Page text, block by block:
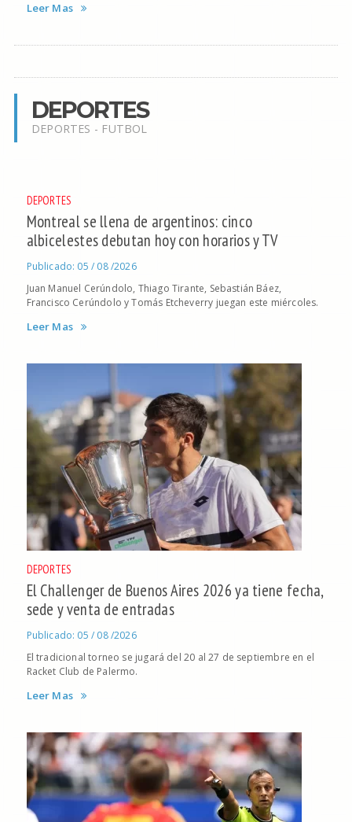
Leer Mas
DEPORTES
DEPORTES - FUTBOL
DEPORTES
Montreal se llena de argentinos: cinco
albicelestes debutan hoy con horarios y TV
Publicado: 05 / 08 /2026
Juan Manuel Cerúndolo, Thiago Tirante, Sebastián Báez,
Francisco Cerúndolo y Tomás Etcheverry juegan este miércoles.
Leer Mas
DEPORTES
El Challenger de Buenos Aires 2026 ya tiene fecha,
sede y venta de entradas
Publicado: 05 / 08 /2026
El tradicional torneo se jugará del 20 al 27 de septiembre en el
Racket Club de Palermo.
Leer Mas